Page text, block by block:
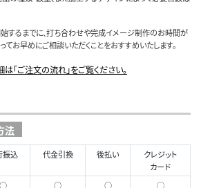
するまでに、打ち合わせや完成イメージ制作のお時間が
てお早めにご相談いただくことをおすすめいたします。
「ご注文の流れ」をご覧ください。
法
振込 代金引換 後払い
クレジット
カード
○ ○ ○ ◯